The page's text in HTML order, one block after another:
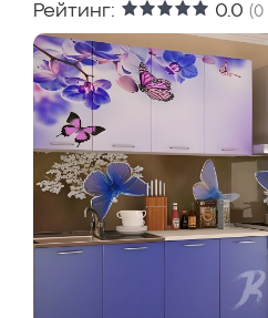
Рейтинг: 0.0 (0